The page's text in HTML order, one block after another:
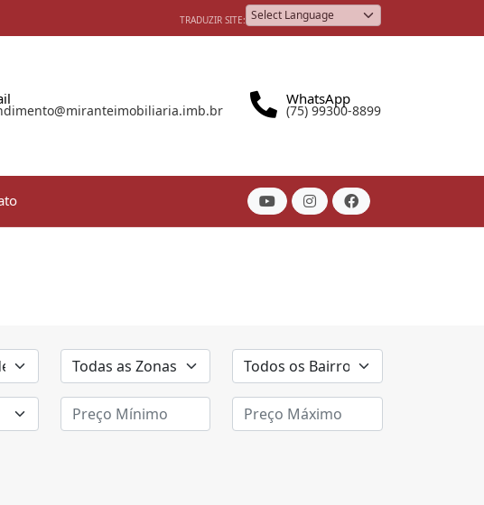
TRADUZIR SITE:
WhatsApp
(75) 99300-8899